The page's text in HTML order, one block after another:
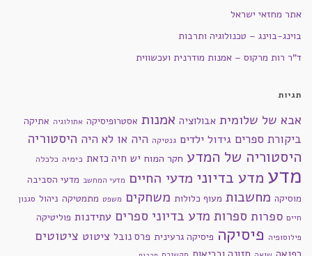
אתר מחזאי ישראל
בוינג-בוינג – טכנולוגיה ותרבות
ד"ר רות מרקוס – אמנות מודרנית ועכשווית
תגיות
אבא של שלומית אבולוציה אמנות אסטרופיסיקה אתולוגיה אתיקה
ביקורת ספרים גידול ילדים גנטיקה היה או לא היה היסטוריה
היסטוריה של המדע חקר המוח יש חיה כזאת כימיה כלכלה
מדע מדע בדיוני מדעי החיים מדעי המחשב מדעי הסביבה
מוסיקה מחשבות מעוף כלולות משחקים משפט מתמטיקה ניהול סגנון
חיים ספרות ספרות מדע בדיוני ספרים עתידנות פוליטיקה
פילוסופיה פיסיקה פיסיקה גרעינית פרס נובל ציטוט ציטוטים